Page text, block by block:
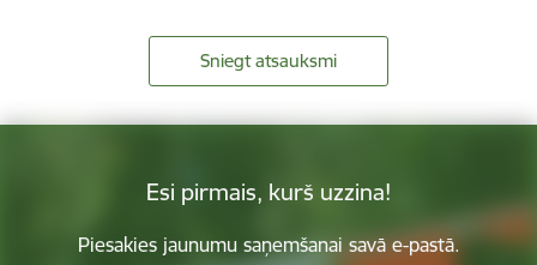
Sniegt atsauksmi
Esi pirmais, kurš uzzina!
Piesakies jaunumu saņemšanai savā e-pastā.